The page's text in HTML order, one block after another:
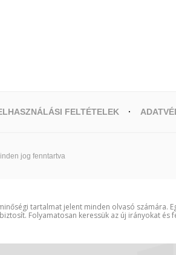
FELTÉTELEK
jog fenntartva
tartalmat jelent minden olvasó számára.
Folyamatosan keressük az új irányokat és